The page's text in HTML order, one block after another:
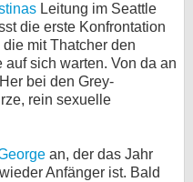
Leitung im Seattle
die erste Konfrontation
mit Thatcher den
sich warten. Von da an
bei den Grey-
rein sexuelle
an, der das Jahr
Anfänger ist. Bald